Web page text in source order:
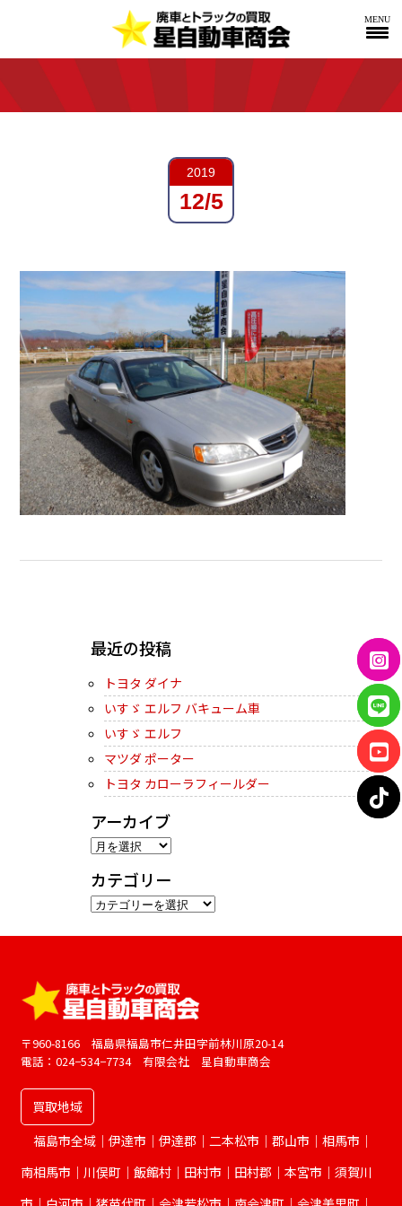
MENU
2019
12/5
最近の投稿
トヨタ ダイナ
いすゞ エルフ バキューム車
いすゞ エルフ
マツダ ポーター
トヨタ カローラフィールダー
アーカイブ
ア
カ
イ
ブ
カテゴリー
カ
ー
〒960-8166 福島県福島市仁井田字前林川原20-14
電話：024−534−7734 有限会社 星自動車商会
買取地域
福島市全域｜伊達市｜伊達郡｜二本松市｜郡山市｜相馬市｜
南相馬市｜川俣町｜飯館村｜田村市｜田村郡｜本宮市｜須賀川